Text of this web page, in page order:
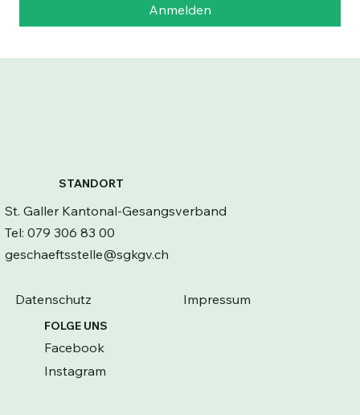
Anmelden
STANDORT
St. Galler Kantonal-Gesangsverband
Tel: 079 306 83 00
geschaeftsstelle@sgkgv.ch
Datenschutz Impressum
FOLGE UNS
Facebook
Instagram